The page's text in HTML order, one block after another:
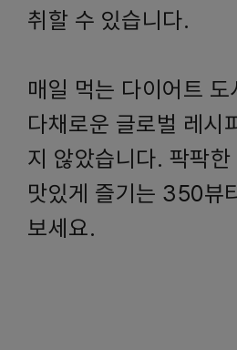
취할 수 있습니다.
매일 먹는 다이어트
다채로운 글로벌 레시
지 않았습니다. 팍팍
맛있게 즐기는 350뷰
보세요.